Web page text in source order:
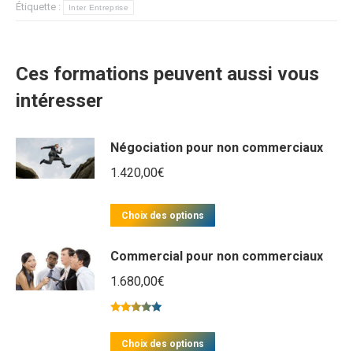
Étiquette : Inter Entreprise
Ces formations peuvent aussi vous
intéresser
Négociation pour non commerciaux
1.420,00€
Choix des options
Ce
a
options
Commercial pour non commerciaux
1.680,00€
sur 5
Choix des options
Ce